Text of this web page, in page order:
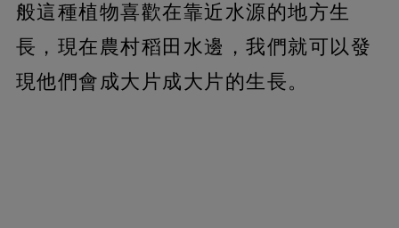
般這種植物喜歡在靠近水源的地方生
長，現在農村稻田水邊，我們就可以發
現他們會成大片成大片的生長。